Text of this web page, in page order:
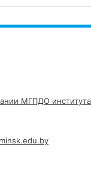
МГПДО института